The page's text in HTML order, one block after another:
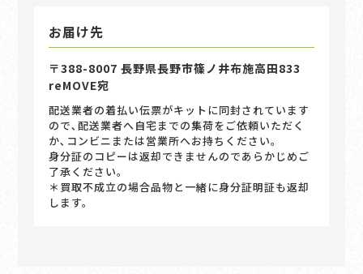
お届け先
〒388-8007 長野県長野市篠ノ井布施高田833
reMOVE宛
配送業者の着払い伝票がキットに同封されています
ので､配送業者へ自宅までの集荷をご依頼いただく
か､コンビニまたは営業所へお持ちください｡
身分証のコピーは返却できませんのであらかじめご
了承ください。
＊買取不成立の場合品物と一緒に身分証明証も返却
します。